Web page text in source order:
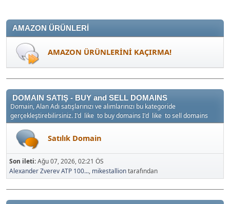
AMAZON ÜRÜNLERİ
AMAZON ÜRÜNLERİNİ KAÇIRMA!
DOMAIN SATIŞ - BUY and SELL DOMAINS
Domain, Alan Adı satışlarınızı ve alımlarınızı bu kategoride
gerçekleştirebilirsiniz. I'd like to buy domains I'd like to sell domains
Satılık Domain
Son ileti:Ağu 07, 2026, 02:21 ÖS
Alexander Zverev ATP 100..., mikestalliontarafından